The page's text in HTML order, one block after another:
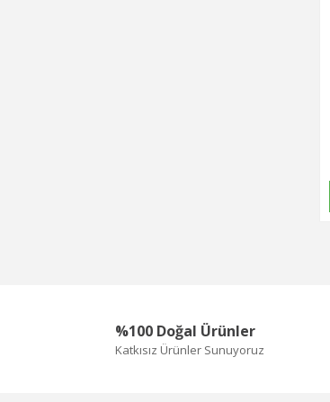
%100 Doğal Ürünler
Katkısız Ürünler Sunuyoruz